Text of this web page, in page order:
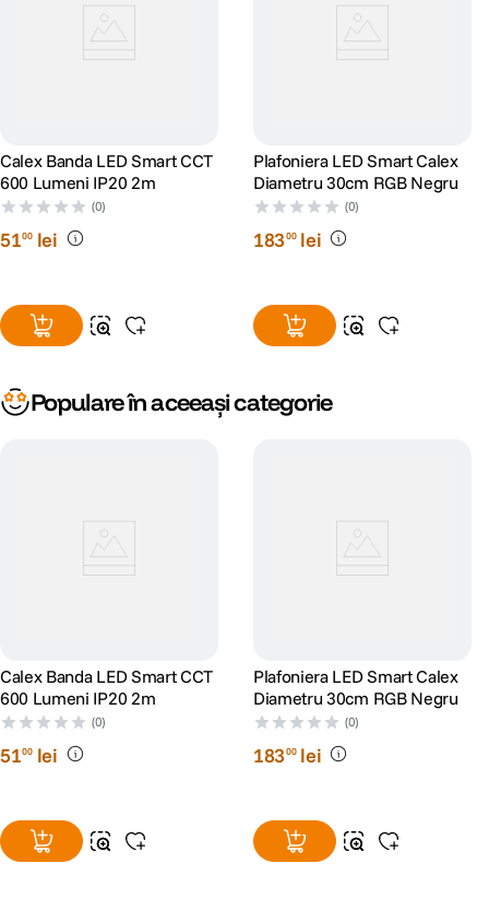
Calex Banda LED Smart CCT
600 Lumeni IP20 2m
(0)
5100 lei
Plafoniera LED Smart Calex
Diametru 30cm RGB Negru
(0)
18300 lei
Populare în aceeași categorie
Calex Banda LED Smart CCT
600 Lumeni IP20 2m
(0)
5100 lei
Plafoniera LED Smart Calex
Diametru 30cm RGB Negru
(0)
18300 lei